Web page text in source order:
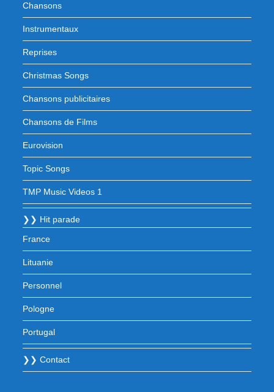
Chansons
Instrumentaux
Reprises
Christmas Songs
Chansons publicitaires
Chansons de Films
Eurovision
Topic Songs
TMP Music Videos 1
❯❯ Hit parade
France
Lituanie
Personnel
Pologne
Portugal
❯❯ Contact